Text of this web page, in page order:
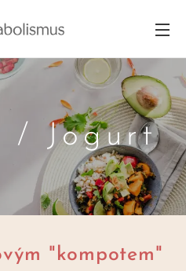
/ Jogurt
"kompotem"